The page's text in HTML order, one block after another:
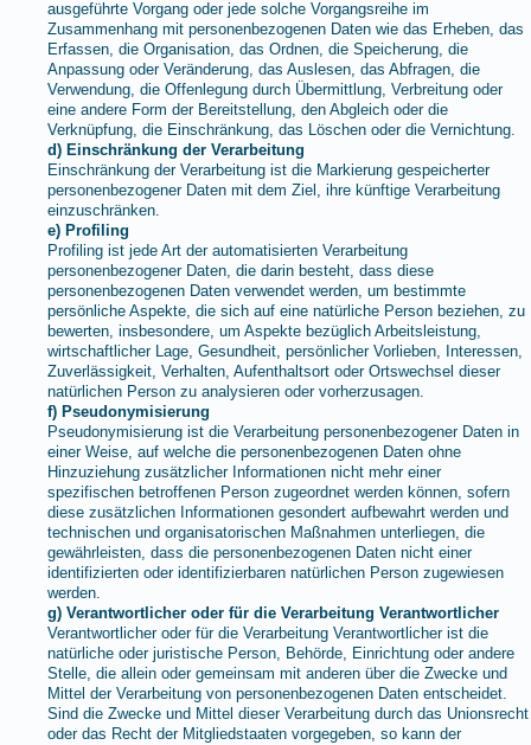
ausgeführte Vorgang oder jede solche Vorgangsreihe im
Zusammenhang mit personenbezogenen Daten wie das Erheben, das
Erfassen, die Organisation, das Ordnen, die Speicherung, die
Anpassung oder Veränderung, das Auslesen, das Abfragen, die
Verwendung, die Offenlegung durch Übermittlung, Verbreitung oder
eine andere Form der Bereitstellung, den Abgleich oder die
Verknüpfung, die Einschränkung, das Löschen oder die Vernichtung.
d) Einschränkung der Verarbeitung
Einschränkung der Verarbeitung ist die Markierung gespeicherter
personenbezogener Daten mit dem Ziel, ihre künftige Verarbeitung
einzuschränken.
e) Profiling
Profiling ist jede Art der automatisierten Verarbeitung
personenbezogener Daten, die darin besteht, dass diese
personenbezogenen Daten verwendet werden, um bestimmte
persönliche Aspekte, die sich auf eine natürliche Person beziehen, zu
bewerten, insbesondere, um Aspekte bezüglich Arbeitsleistung,
wirtschaftlicher Lage, Gesundheit, persönlicher Vorlieben, Interessen,
Zuverlässigkeit, Verhalten, Aufenthaltsort oder Ortswechsel dieser
natürlichen Person zu analysieren oder vorherzusagen.
f) Pseudonymisierung
Pseudonymisierung ist die Verarbeitung personenbezogener Daten in
einer Weise, auf welche die personenbezogenen Daten ohne
Hinzuziehung zusätzlicher Informationen nicht mehr einer
spezifischen betroffenen Person zugeordnet werden können, sofern
diese zusätzlichen Informationen gesondert aufbewahrt werden und
technischen und organisatorischen Maßnahmen unterliegen, die
gewährleisten, dass die personenbezogenen Daten nicht einer
identifizierten oder identifizierbaren natürlichen Person zugewiesen
werden.
g) Verantwortlicher oder für die Verarbeitung Verantwortlicher
Verantwortlicher oder für die Verarbeitung Verantwortlicher ist die
natürliche oder juristische Person, Behörde, Einrichtung oder andere
Stelle, die allein oder gemeinsam mit anderen über die Zwecke und
Mittel der Verarbeitung von personenbezogenen Daten entscheidet.
Sind die Zwecke und Mittel dieser Verarbeitung durch das Unionsrecht
oder das Recht der Mitgliedstaaten vorgegeben, so kann der